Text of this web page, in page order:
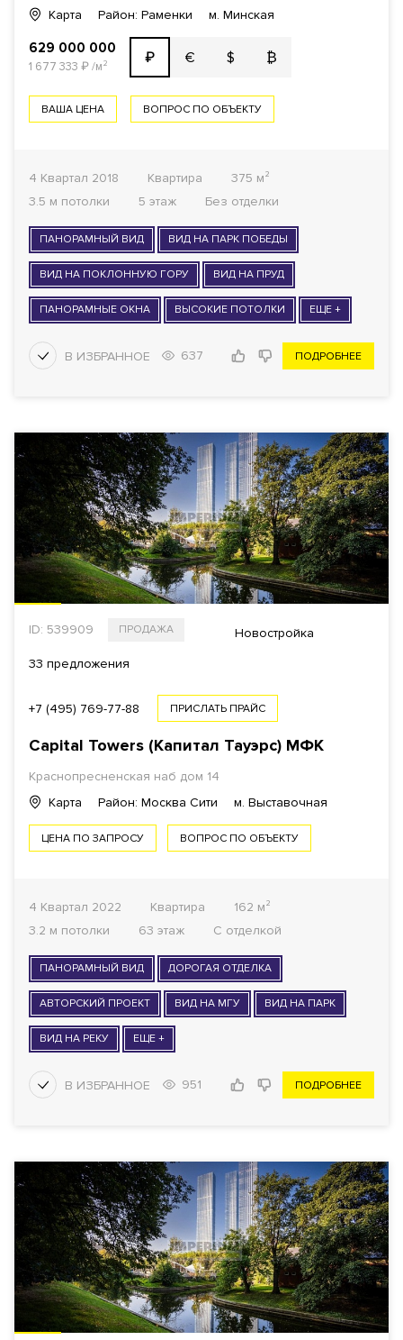
Карта
Район: Раменки м. Минская
629 000 000
1 677 333 ₽/м² ₽ € $ ₿
ВАША ЦЕНА ВОПРОС ПО ОБЪЕКТУ
4 Квартал 2018 Квартира
375 м²
3.5 м потолки
5 этаж Без отделки
ПАНОРАМНЫЙ ВИД ВИД НА ПАРК ПОБЕДЫ
ВИД НА ПОКЛОННУЮ ГОРУ ВИД НА ПРУД
ПАНОРАМНЫЕ ОКНА ВЫСОКИЕ ПОТОЛКИ ЕЩЕ +
637 ПОДРОБНЕЕ
ID: 539909 ПРОДАЖА Новостройка
33 предложения
+7 (495) 769-77-88 ПРИСЛАТЬ ПРАЙС
Capital Towers (Капитал Тауэрс) МФК
Краснопресненская наб дом 14
Карта
Район: Москва Сити м. Выставочная
ЦЕНА ПО ЗАПРОСУ ВОПРОС ПО ОБЪЕКТУ
4 Квартал 2022 Квартира
162 м²
3.2 м потолки
63 этаж С отделкой
ПАНОРАМНЫЙ ВИД ДОРОГАЯ ОТДЕЛКА
АВТОРСКИЙ ПРОЕКТ ВИД НА МГУ ВИД НА ПАРК
ВИД НА РЕКУ ЕЩЕ +
951 ПОДРОБНЕЕ